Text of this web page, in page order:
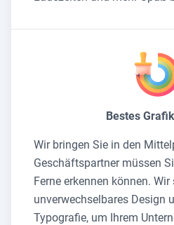
Bestes
Wir bringen Sie in den
Geschäftspartner müssen
Ferne erkennen können.
unverwechselbares Design
Typografie, um Ihrem